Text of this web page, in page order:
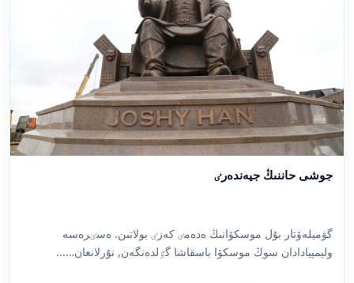
جوشى حاننىڭ جيەندەرٸ
گۋميلەۆتار بۇل موسكۆانىڭ ەدەمٸ كەزٸ بولاتىن. ەسٸرەسە
وليمپيادادان سوڭ موسكۆا باسقاشا گٷلدەنگەن, نۇرلانعان…...